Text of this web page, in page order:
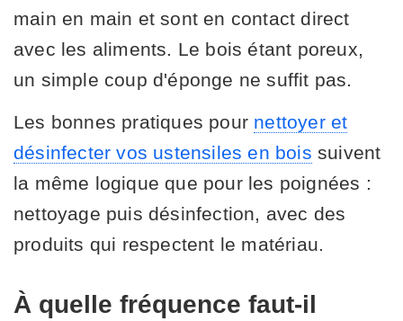
main en main et sont en contact direct
avec les aliments. Le bois étant poreux,
un simple coup d'éponge ne suffit pas.
Les bonnes pratiques pour nettoyer et
désinfecter vos ustensiles en bois suivent
la même logique que pour les poignées :
nettoyage puis désinfection, avec des
produits qui respectent le matériau.
À quelle fréquence faut-il